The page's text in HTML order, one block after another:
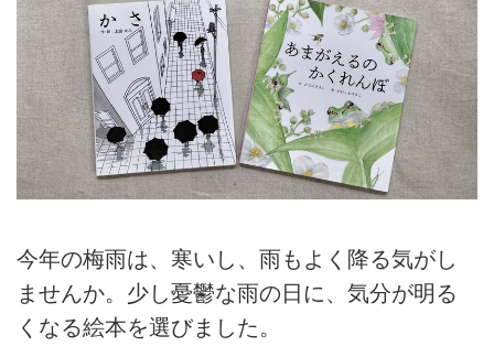
今年の梅雨は、寒いし、雨もよく降る気がし
ませんか。少し憂鬱な雨の日に、気分が明る
くなる絵本を選びました。